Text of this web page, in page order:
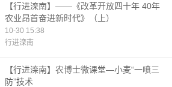
【行进滦南】——《改革开放四十年 40年
农业昂首奋进新时代》（上）
10-30 15:38
行进滦南
【行进滦南】农博士微课堂—小麦“一喷三
防”技术